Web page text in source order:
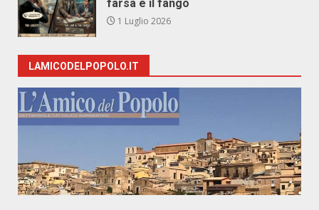
farsa e il fango
1 Luglio 2026
LAMICODELPOPOLO.IT